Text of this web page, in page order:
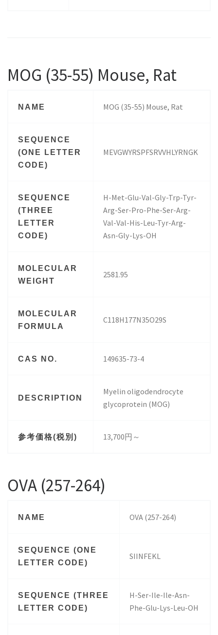
MOG (35-55) Mouse, Rat
NAME MOG (35-55) Mouse, Rat
SEQUENCE
(ONE LETTER
CODE)
MEVGWYRSPFSRVVHLYRNGK
SEQUENCE
(THREE
LETTER
CODE)
H-Met-Glu-Val-Gly-Trp-Tyr-
Arg-Ser-Pro-Phe-Ser-Arg-
Val-Val-His-Leu-Tyr-Arg-
Asn-Gly-Lys-OH
MOLECULAR
WEIGHT
2581.95
MOLECULAR
FORMULA
C118H177N35O29S
CAS NO. 149635-73-4
DESCRIPTION
Myelin oligodendrocyte
glycoprotein (MOG)
参考価格(税別) 13,700円～
OVA (257-264)
NAME OVA (257-264)
SEQUENCE (ONE
LETTER CODE)
SIINFEKL
SEQUENCE (THREE
LETTER CODE)
H-Ser-Ile-Ile-Asn-
Phe-Glu-Lys-Leu-OH